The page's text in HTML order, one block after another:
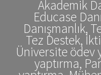
Akademik
Educase
Danışmanlık,
Tez Destek,
Üniversite ödev
yaptırma,